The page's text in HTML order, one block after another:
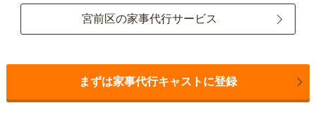
宮前区の家事代行サービス
まずは家事代行キャストに登録